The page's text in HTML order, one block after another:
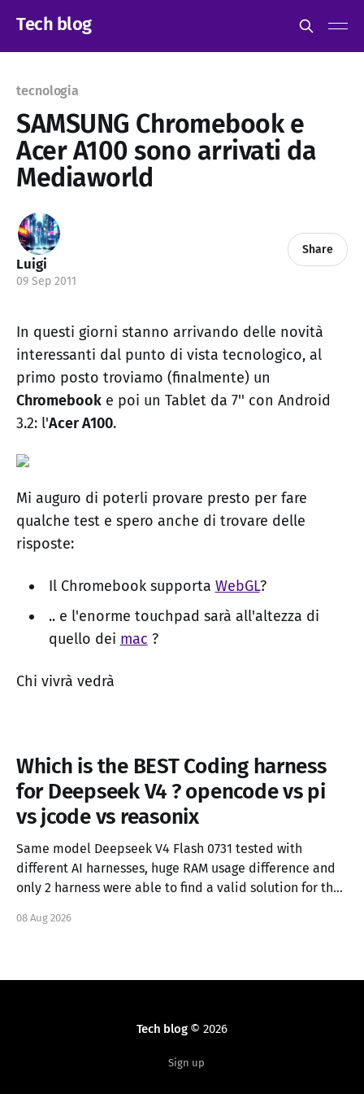
Tech blog
tecnologia
SAMSUNG Chromebook e
Acer A100 sono arrivati da
Mediaworld
Luigi
09 Sep 2011
Share
In questi giorni stanno arrivando delle novità
interessanti dal punto di vista tecnologico, al
primo posto troviamo (finalmente) un
Chromebook e poi un Tablet da 7'' con Android
3.2: l'Acer A100.
Mi auguro di poterli provare presto per fare
qualche test e spero anche di trovare delle
risposte:
Il Chromebook supporta WebGL?
.. e l'enorme touchpad sarà all'altezza di
quello dei mac ?
Chi vivrà vedrà
Which is the BEST Coding harness
for Deepseek V4 ? opencode vs pi
vs jcode vs reasonix
Same model Deepseek V4 Flash 0731 tested with
different AI harnesses, huge RAM usage difference and
only 2 harness were able to find a valid solution for the
08 Aug 2026
Tech blog© 2026
Sign up